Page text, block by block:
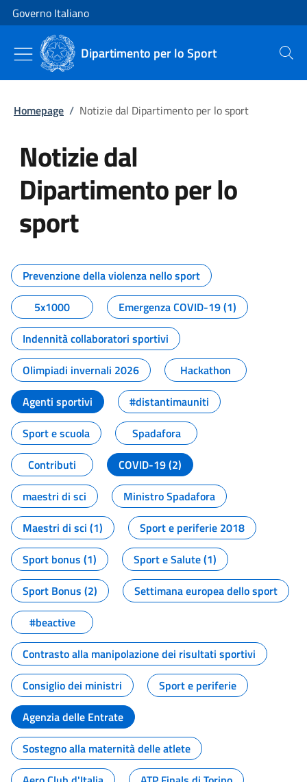
Vai al contenuto
Vai alla navigazione del sito
Governo Italiano
Dipartimento per lo Sport Cerca
Homepage / Notizie dal Dipartimento per lo sport
Notizie dal
Dipartimento per lo
sport
Tutti i contenuti della pagina
Prevenzione della violenza nello sport
5x1000
Emergenza COVID-19 (1)
Indennità collaboratori sportivi
Olimpiadi invernali 2026
Hackathon
Agenti sportivi
#distantimauniti
Sport e scuola
Spadafora
Contributi
COVID-19 (2)
maestri di sci
Ministro Spadafora
Maestri di sci (1)
Sport e periferie 2018
Sport bonus (1)
Sport e Salute (1)
Sport Bonus (2)
Settimana europea dello sport
#beactive
Contrasto alla manipolazione dei risultati sportivi
Consiglio dei ministri
Sport e periferie
Agenzia delle Entrate
Sostegno alla maternità delle atlete